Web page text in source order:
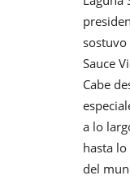
sostuvo
Sauce
Cabe
a lo
hasta
del